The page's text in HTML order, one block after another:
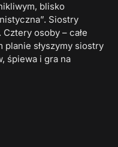
blisko
Siostry
osoby – całe
słyszymy siostry
śpiewa i gra na